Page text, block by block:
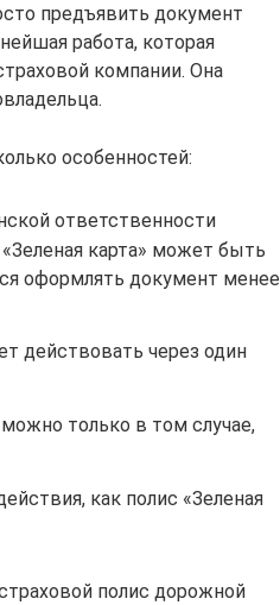
предъявить документ
работа, которая
компании. Она
особенностей:
ответственности
карта» может быть
оформлять документ менее
действовать через один
только в том случае,
как полис «Зеленая
полис дорожной